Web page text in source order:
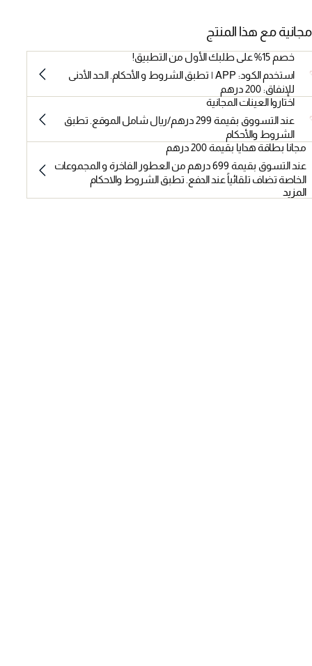
مع هذا المنتج
خصم 15% على طلبك الأول من التطبيق!
استخدم الكود: APP | تطبق الشروط و الأحكام. الحد الأدنى
للإنفاق: 200 درهم
اختاروا العينات المجانية
عند التسووق بقيمة 299 درهم/ريال شامل الموقع. تطبق
الشروط والأحكام
مجانا بطاقة هدايا بقيمة 200 درهم
عند التسوق بقيمة 699 درهم من العطور الفاخرة و المجموعات
الخاصة تضاف تلقائياً عند الدفع. تطبق الشروط والاحكام
المزيد